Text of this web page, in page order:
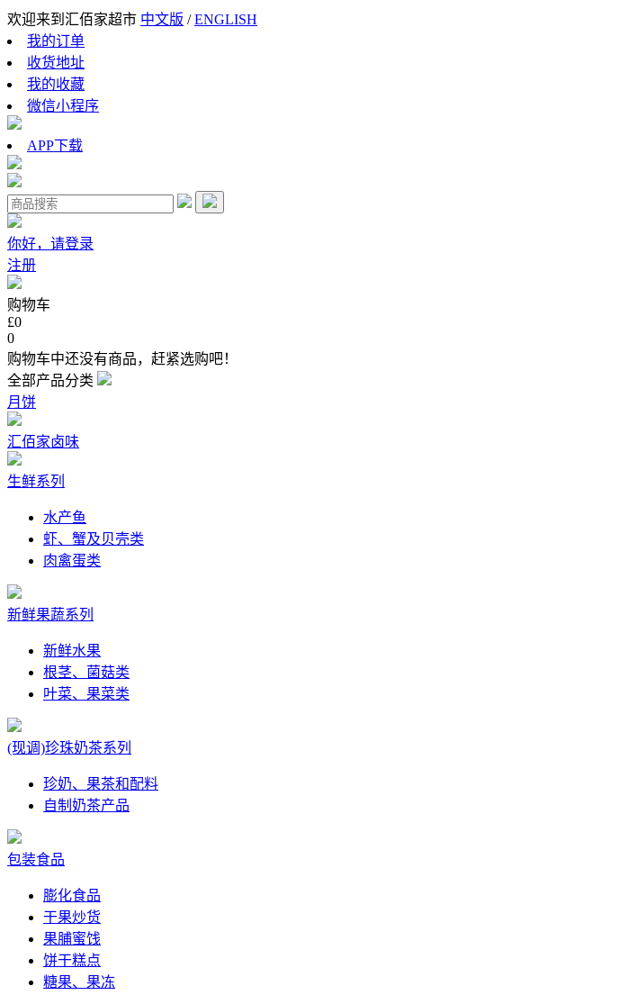
欢迎来到汇佰家超市 中文版 /ENGLISH
我的订单
收货地址
我的收藏
微信小程序
APP下载
你好，请登录
注册
购物车
£0
0
购物车中还没有商品，赶紧选购吧！
全部产品分类
月饼
汇佰家卤味
生鲜系列
水产鱼
虾、蟹及贝壳类
肉禽蛋类
新鲜果蔬系列
新鲜水果
根茎、菌菇类
叶菜、果菜类
(现调)珍珠奶茶系列
珍奶、果茶和配料
自制奶茶产品
包装食品
膨化食品
干果炒货
果脯蜜饯
饼干糕点
糖果、果冻